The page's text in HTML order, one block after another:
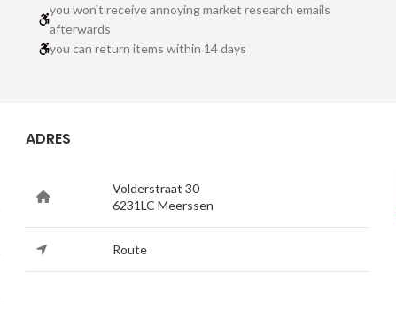
you won't receive annoying market research emails
afterwards
you can return items within 14 days
ADRES
Volderstraat 30
6231LC Meerssen
Route